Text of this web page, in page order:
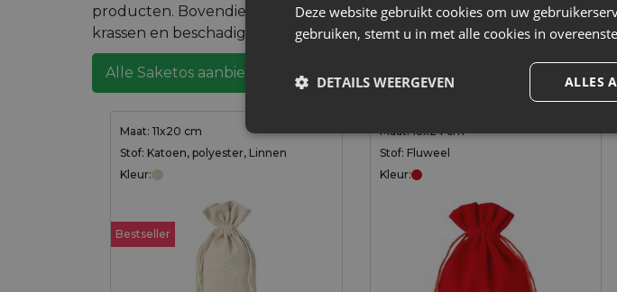
producten. Bovendien biedt de zachte stof bescherming tegen
krassen en beschadigingen.
Alle Saketos aanbiedingen bekijken
Maat: 11x20 cm
Stof: Katoen, polyester, Linnen
Kleur:
Bestseller
Maat: 18x24 cm
Stof: Fluweel
Kleur:
Deze website gebruikt cookies om uw
gebruiken, stemt u in met alle cookies in
ALLES
DETAILS WEERGEVEN